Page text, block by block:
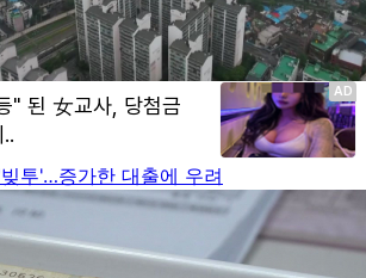
투'…증가한 대출에 우려